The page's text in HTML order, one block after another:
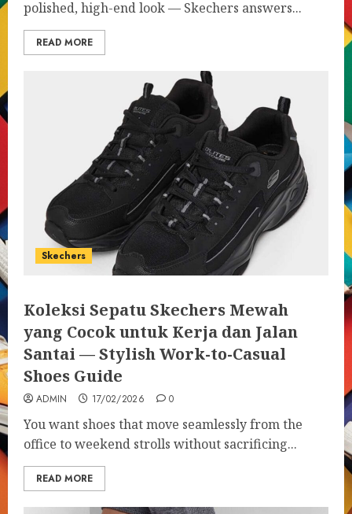
polished, high-end look — Skechers answers...
READ MORE
Skechers
Koleksi Sepatu Skechers Mewah
yang Cocok untuk Kerja dan Jalan
Santai — Stylish Work-to-Casual
Shoes Guide
ADMIN 17/02/2026 0
You want shoes that move seamlessly from the
office to weekend strolls without sacrificing...
READ MORE